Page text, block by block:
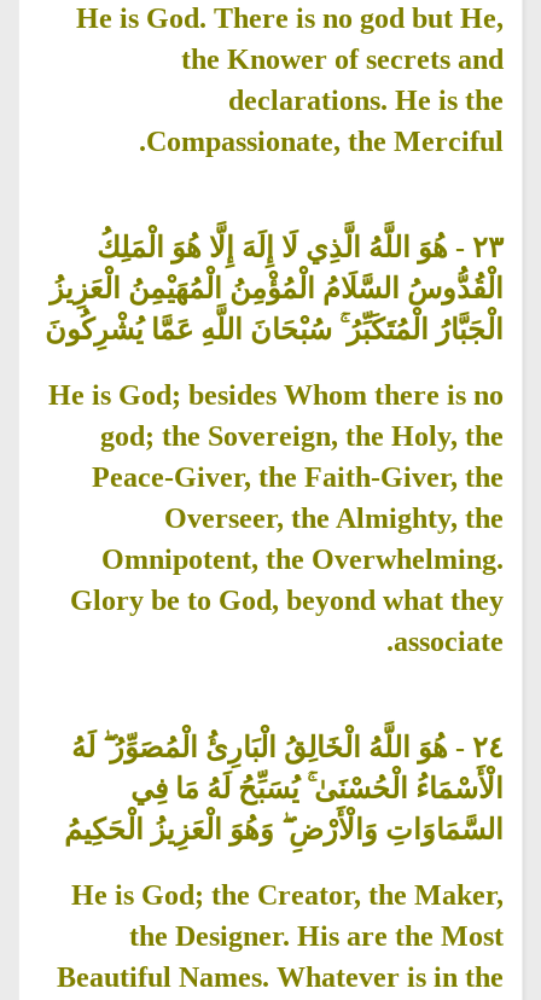
He is God. There is no god but He,
the Knower of secrets and
declarations. He is the
Compassionate, the Merciful.
٢٣ - هُوَ اللَّهُ الَّذِي لَا إِلَهَ إِلَّا هُوَ الْمَلِكُ
الْقُدُّوسُ السَّلَامُ الْمُؤْمِنُ الْمُهَيْمِنُ الْعَزِيزُ
الْجَبَّارُ الْمُتَكَبِّرُ ۚ سُبْحَانَ اللَّهِ عَمَّا يُشْرِكُونَ
He is God; besides Whom there is no
god; the Sovereign, the Holy, the
Peace-Giver, the Faith-Giver, the
Overseer, the Almighty, the
Omnipotent, the Overwhelming.
Glory be to God, beyond what they
associate.
٢٤ - هُوَ اللَّهُ الْخَالِقُ الْبَارِئُ الْمُصَوِّرُ ۖ لَهُ
الْأَسْمَاءُ الْحُسْنَىٰ ۚ يُسَبِّحُ لَهُ مَا فِي
السَّمَاوَاتِ وَالْأَرْضِ ۖ وَهُوَ الْعَزِيزُ الْحَكِيمُ
He is God; the Creator, the Maker,
the Designer. His are the Most
Beautiful Names. Whatever is in the